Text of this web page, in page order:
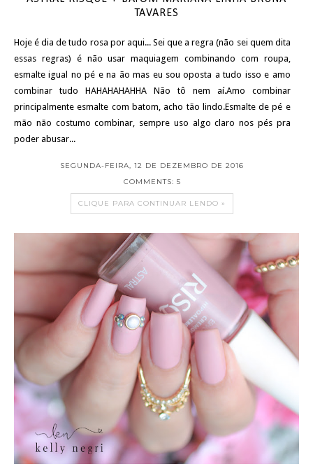
TAVARES
Hoje é dia de tudo rosa por aqui... Sei que a regra (não sei quem dita
essas regras) é não usar maquiagem combinando com roupa,
esmalte igual no pé e na ão mas eu sou oposta a tudo isso e amo
combinar tudo HAHAHAHAHHA Não tô nem aí.Amo combinar
principalmente esmalte com batom, acho tão lindo.Esmalte de pé e
mão não costumo combinar, sempre uso algo claro nos pés pra
poder abusar...
SEGUNDA-FEIRA, 12 DE DEZEMBRO DE 2016
COMMENTS: 5
CLIQUE PARA CONTINUAR LENDO »